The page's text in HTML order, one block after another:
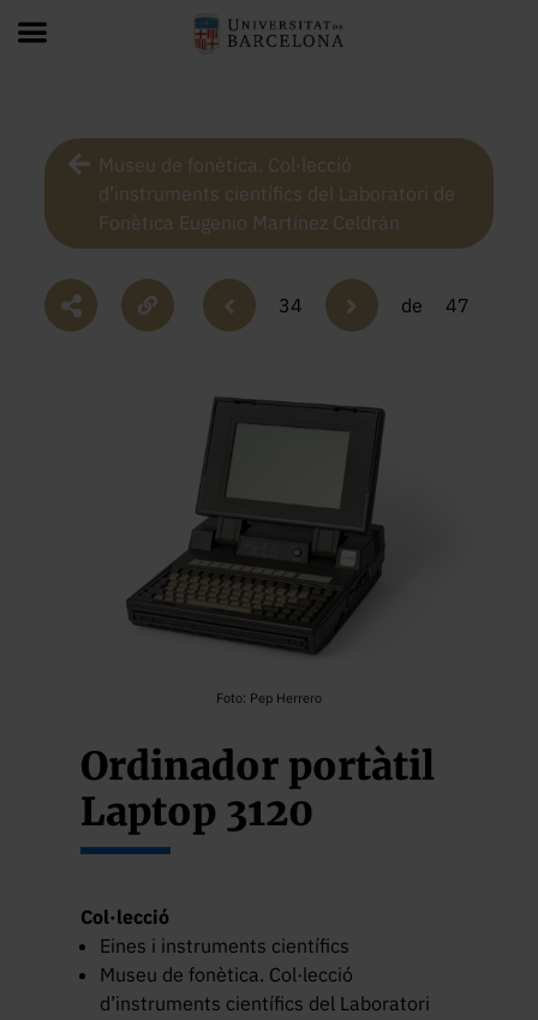
Museu de fonètica. Col·lecció
d’instruments científics del Laboratori de
Fonètica Eugenio Martínez Celdrán
34 de 47
Foto: Pep Herrero
Ordinador portàtil
Laptop 3120
Col·lecció
Eines i instruments científics
Museu de fonètica. Col·lecció
d’instruments científics del Laboratori